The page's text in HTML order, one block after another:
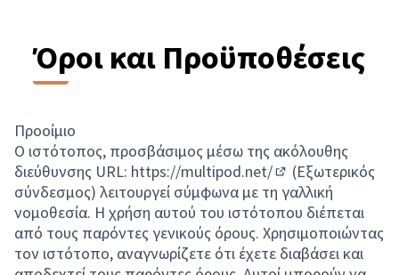
Όροι και Προϋποθέσεις
Προοίμιο
Ο ιστότοπος, προσβάσιμος μέσω της ακόλουθης
διεύθυνσης URL: https://multipod.net/
(Opens in new tab)
(Εξωτερικός
σύνδεσμος) λειτουργεί σύμφωνα με τη γαλλική
νομοθεσία. Η χρήση αυτού του ιστότοπου διέπεται
από τους παρόντες γενικούς όρους. Χρησιμοποιώντας
τον ιστότοπο, αναγνωρίζετε ότι έχετε διαβάσει και